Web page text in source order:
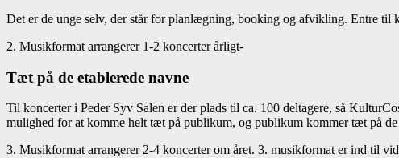
Det er de unge selv, der står for planlægning, booking og afvikling. Entre til
2. Musikformat arrangerer 1-2 koncerter årligt-
Tæt på de etablerede navne
Til koncerter i Peder Syv Salen er der plads til ca. 100 deltagere, så
mulighed for at komme helt tæt på publikum, og publikum kommer tæt på de
3. Musikformat arrangerer 2-4 koncerter om året. 3. musikformat er ind til